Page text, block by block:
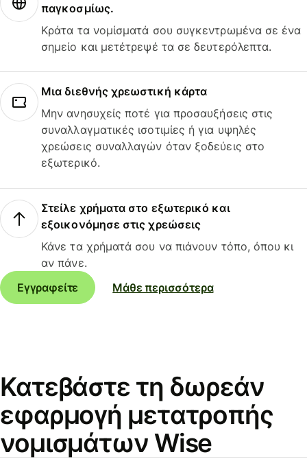
παγκοσμίως.
Κράτα τα νομίσματά σου συγκεντρωμένα σε ένα
σημείο και μετέτρεψέ τα σε δευτερόλεπτα.
Μια διεθνής χρεωστική κάρτα
Μην ανησυχείς ποτέ για προσαυξήσεις στις
συναλλαγματικές ισοτιμίες ή για υψηλές
χρεώσεις συναλλαγών όταν ξοδεύεις στο
εξωτερικό.
Στείλε χρήματα στο εξωτερικό και
εξοικονόμησε στις χρεώσεις
Κάνε τα χρήματά σου να πιάνουν τόπο, όπου κι
αν πάνε.
Εγγραφείτε
Μάθε περισσότερα
Κατεβάστε τη δωρεάν
εφαρμογή μετατροπής
νομισμάτων Wise